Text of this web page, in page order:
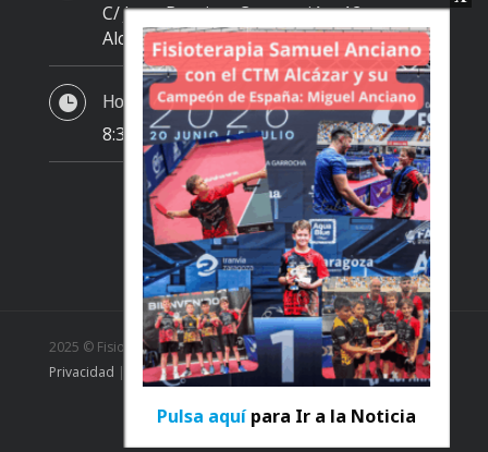
C/ Juan Bautista Concepción, 12
Alcázar de San Juan
 Horario
8:30h a 14h | 15:30h 18:30h
2025 © Fisioterapia Samuel Anciano |Aviso Legal|Política de
Privacidad | Política de Cookies
Pulsa aquípara Ir a la Noticia